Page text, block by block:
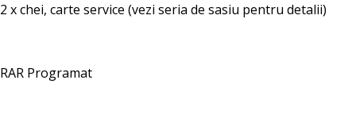
2 x chei, carte service (vezi seria de sasiu pentru detalii)
RAR Programat